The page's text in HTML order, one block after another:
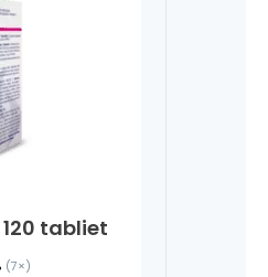
tabliet
(7×)